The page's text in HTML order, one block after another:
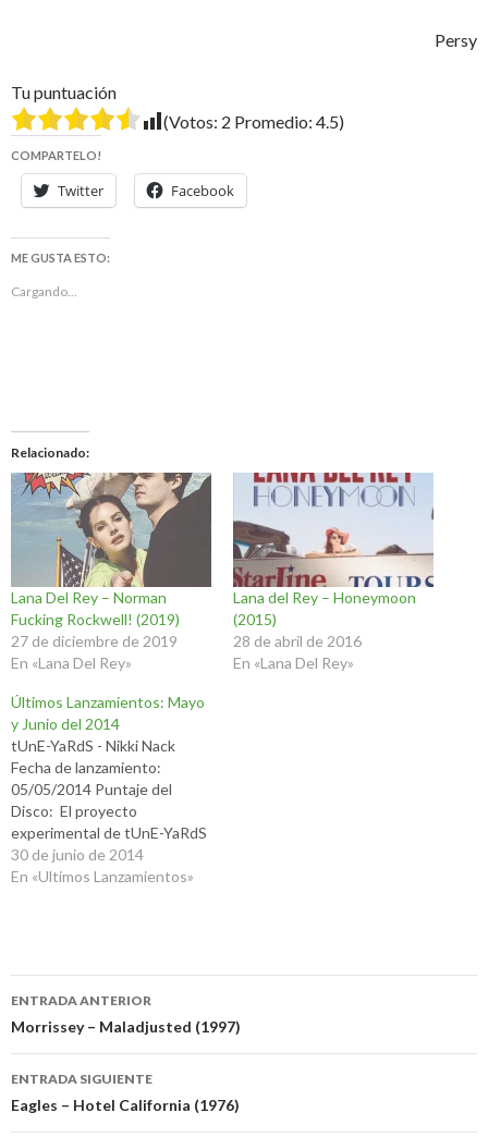
Persy
Tu puntuación
(Votos: 2 Promedio: 4.5)
COMPARTELO!
Twitter Facebook
ME GUSTA ESTO:
Cargando...
Relacionado
Lana Del Rey – Norman
Fucking Rockwell! (2019)
27 de diciembre de 2019
En «Lana Del Rey»
Lana del Rey – Honeymoon
(2015)
28 de abril de 2016
En «Lana Del Rey»
Últimos Lanzamientos: Mayo
y Junio del 2014
tUnE-YaRdS - Nikki Nack
Fecha de lanzamiento:
05/05/2014 Puntaje del
Disco: El proyecto
experimental de tUnE-YaRdS
viene creciendo mucho en
estos años. Recientemente
Brenner llevan a un nivel…
30 de junio de 2014
En «Ultimos Lanzamientos»
Navegación
de
entradas
ENTRADA ANTERIOR
Morrissey – Maladjusted (1997)
ENTRADA SIGUIENTE
Eagles – Hotel California (1976)